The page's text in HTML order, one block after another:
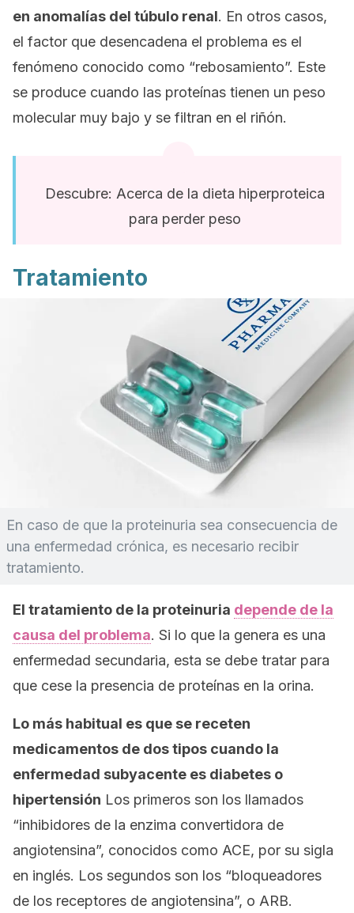
en anomalías del túbulo renal. En otros casos,
el factor que desencadena el problema es el
fenómeno conocido como “rebosamiento”. Este
se produce cuando las proteínas tienen un peso
molecular muy bajo y se filtran en el riñón.
Descubre: Acerca de la dieta hiperproteica
para perder peso
Tratamiento
En caso de que la proteinuria sea consecuencia de
una enfermedad crónica, es necesario recibir
tratamiento.
El tratamiento de la proteinuria depende de la
causa del problema. Si lo que la genera es una
enfermedad secundaria, esta se debe tratar para
que cese la presencia de proteínas en la orina.
Lo más habitual es que se receten
medicamentos de dos tipos cuando la
enfermedad subyacente es diabetes o
hipertensión Los primeros son los llamados
“inhibidores de la enzima convertidora de
angiotensina”, conocidos como ACE, por su sigla
en inglés. Los segundos son los “bloqueadores
de los receptores de angiotensina”, o ARB.